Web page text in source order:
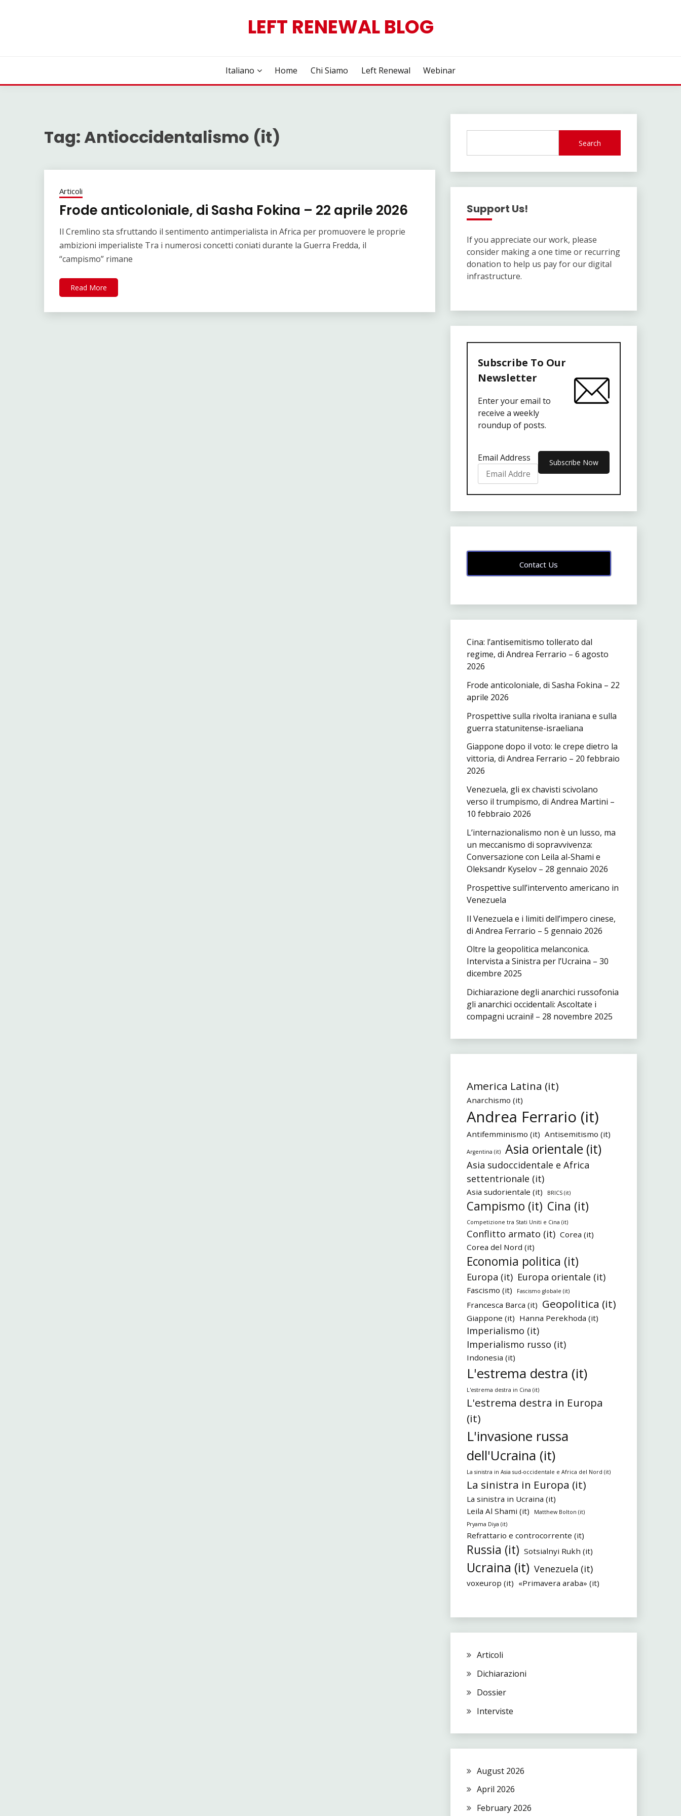
LEFT RENEWAL BLOG
Italiano Home Chi Siamo Left Renewal Webinar
Tag:Antioccidentalismo (it)
Articoli
Frode anticoloniale, di Sasha Fokina – 22 aprile 2026
Il Cremlino sta sfruttando il sentimento antimperialista in Africa per promuovere le proprie
ambizioni imperialiste Tra i numerosi concetti coniati durante la Guerra Fredda, il
“campismo” rimane
Read More
Search
Support Us!
If you appreciate our work, please
consider making a one time or recurring
donation to help us pay for our digital
infrastructure.
Subscribe To Our
Newsletter
Enter your email to
receive a weekly
roundup of posts.
Email Address
Contact Us
Cina: l’antisemitismo tollerato dal
regime, di Andrea Ferrario – 6 agosto
2026
Frode anticoloniale, di Sasha Fokina – 22
aprile 2026
Prospettive sulla rivolta iraniana e sulla
guerra statunitense-israeliana
Giappone dopo il voto: le crepe dietro la
vittoria, di Andrea Ferrario – 20 febbraio
2026
Venezuela, gli ex chavisti scivolano
verso il trumpismo, di Andrea Martini –
10 febbraio 2026
L’internazionalismo non è un lusso, ma
un meccanismo di sopravvivenza:
Conversazione con Leila al-Shami e
Oleksandr Kyselov – 28 gennaio 2026
Prospettive sull’intervento americano in
Venezuela
Il Venezuela e i limiti dell’impero cinese,
di Andrea Ferrario – 5 gennaio 2026
Oltre la geopolitica melanconica.
Intervista a Sinistra per l’Ucraina – 30
dicembre 2025
Dichiarazione degli anarchici russofonia
gli anarchici occidentali: Ascoltate i
compagni ucraini! – 28 novembre 2025
America Latina (it)
Anarchismo (it)
Andrea Ferrario (it)
Antifemminismo (it) Antisemitismo (it)
Argentina (it) Asia orientale (it)
Asia sudoccidentale e Africa
settentrionale (it)
Asia sudorientale (it) BRICS (it)
Campismo (it) Cina (it)
Competizione tra Stati Uniti e Cina (it)
Conflitto armato (it) Corea (it)
Corea del Nord (it)
Economia politica (it)
Europa (it) Europa orientale (it)
Fascismo (it) Fascismo globale (it)
Francesca Barca (it) Geopolitica (it)
Giappone (it) Hanna Perekhoda (it)
Imperialismo (it)
Imperialismo russo (it)
Indonesia (it)
L'estrema destra (it)
L'estrema destra in Cina (it)
L'estrema destra in Europa
(it)
L'invasione russa
dell'Ucraina (it)
La sinistra in Asia sud-occidentale e Africa del Nord (it)
La sinistra in Europa (it)
La sinistra in Ucraina (it)
Leila Al Shami (it)
Matthew Bolton (it)
Pryama Diya (it)
Refrattario e controcorrente (it)
Russia (it) Sotsialnyi Rukh (it)
Ucraina (it) Venezuela (it)
voxeurop (it) «Primavera araba» (it)
Articoli
Dichiarazioni
Dossier
Interviste
August 2026
April 2026
February 2026